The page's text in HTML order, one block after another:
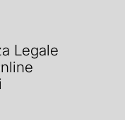
Legale